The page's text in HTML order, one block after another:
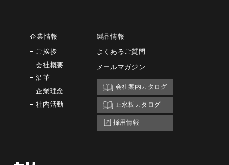
企業情報
ご挨拶
会社概要
沿革
企業理念
社内活動
製品情報
よくあるご質問
メールマガジン
会社案内カタログ
止水板カタログ
採用情報